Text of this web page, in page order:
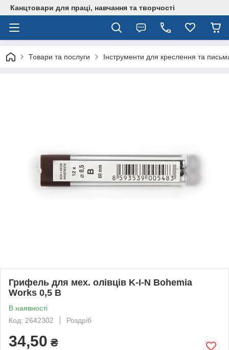
Канцтовари для працi, навчання та творчостi
Товари та послуги Інструменти для креслення та
Грифель для мех. олівців K-I-N Bohemia
Works 0,5 B
В наявності
Код: 2642302
Роздріб
34,50 ₴